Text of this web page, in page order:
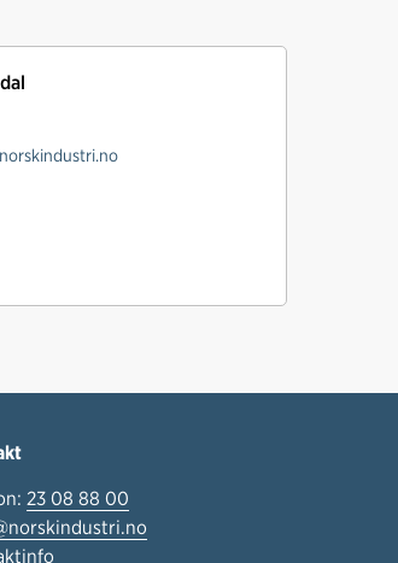
23 08 88 00